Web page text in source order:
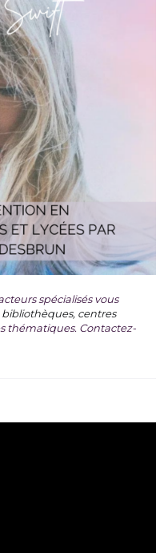
spécialisés vous
centres
thématiques. Contactez-